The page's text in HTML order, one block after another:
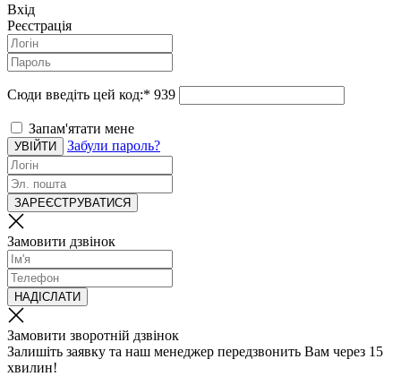
Вхід
Реєстрація
Сюди введіть цей код:* 939
Запам'ятати мене
УВІЙТИ Забули пароль?
ЗАРЕЄСТРУВАТИСЯ
Замовити дзвінок
НАДІСЛАТИ
Замовити зворотній дзвінок
Залишіть заявку та наш менеджер передзвонить Вам через 15
хвилин!